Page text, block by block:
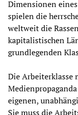
Dimensionen
spielen die
weltweit die
kapitalistischen
grundlegenden
Die Arbeiterklasse
eigenen,
Sie muss die